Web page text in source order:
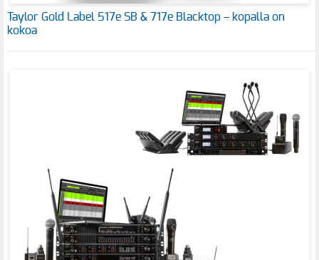
Taylor Gold Label 517e SB & 717e Blacktop – kopalla on
kokoa